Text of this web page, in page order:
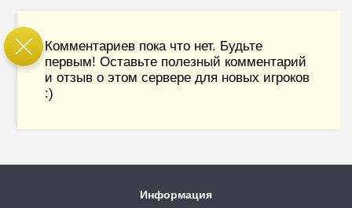
Комментариев пока что нет. Будьте
первым! Оставьте полезный комментарий
и отзыв о этом сервере для новых игроков
:)
Информация